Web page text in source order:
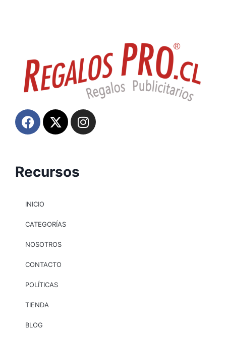
Recursos
INICIO
CATEGORÍAS
NOSOTROS
CONTACTO
POLÍTICAS
TIENDA
BLOG